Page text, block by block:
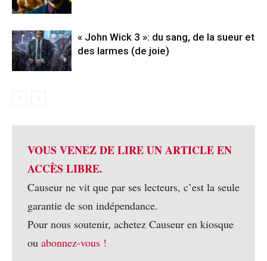
« John Wick 3 »: du sang, de la sueur et
des larmes (de joie)
VOUS VENEZ DE LIRE UN ARTICLE EN
ACCÈS LIBRE.
Causeur ne vit que par ses lecteurs, c’est la seule
garantie de son indépendance.
Pour nous soutenir, achetez Causeur en kiosque
ou abonnez-vous !